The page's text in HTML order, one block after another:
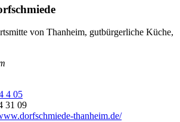
von Thanheim, gutbürgerliche Küche,
4 05
31 09
thanheim.de/